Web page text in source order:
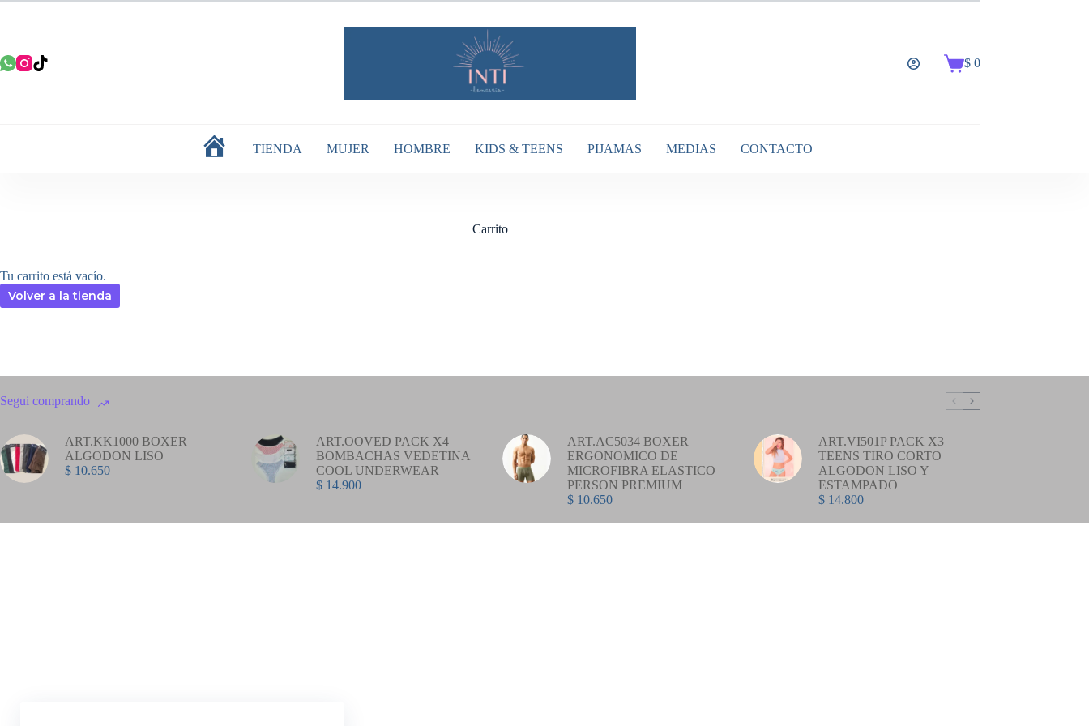
Saltar
Carro
$0
INICIO TIENDA MUJER HOMBRE KIDS & TEENS PIJAMAS MEDIAS CONTACTO
Carrito
Tu carrito está vacío.
Volver a la tienda
Segui comprando
ART.KK1000 BOXER
ALGODON LISO
$ 10.650
ART.OOVED PACK X4
BOMBACHAS VEDETINA
COOL UNDERWEAR
$14.900
ART.AC5034 BOXER
ERGONOMICO DE
MICROFIBRA ELASTICO
PERSON PREMIUM
$10.650
ART.VI501P PACK X3
TEENS TIRO CORTO
ALGODON LISO Y
ESTAMPADO
$14.800